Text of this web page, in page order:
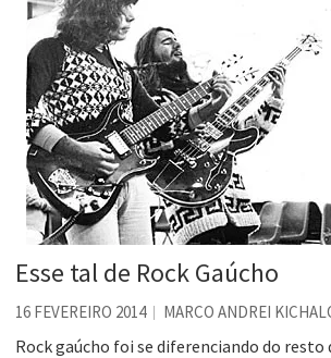
Esse tal de Rock Gaúcho
16 FEVEREIRO 2014 MARCO ANDREI
Rock gaúcho foi se diferenciando do resto